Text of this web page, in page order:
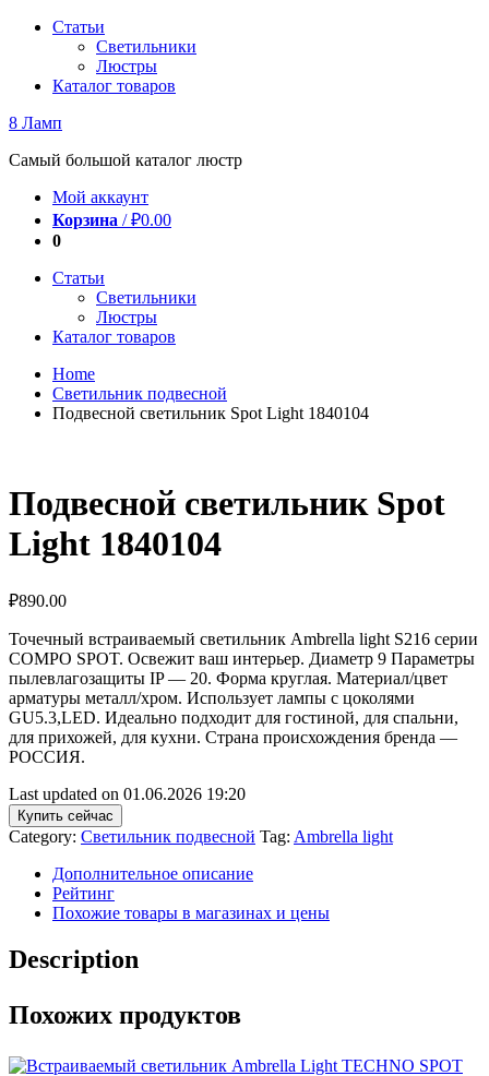
Перейти
содержимому
Статьи
Светильники
Люстры
Каталог товаров
8 Ламп
Самый большой каталог люстр
Мой аккаунт
Корзина /₽0.00
0
Статьи
Светильники
Люстры
Каталог товаров
Home
Светильник подвесной
Подвесной светильник Spot Light 1840104
Подвесной светильник Spot
Light 1840104
₽890.00
Точечный встраиваемый светильник Ambrella light S216 серии
COMPO SPOT. Освежит ваш интерьер. Диаметр 9 Параметры
пылевлагозащиты IP — 20. Форма круглая. Материал/цвет
арматуры металл/хром. Использует лампы с цоколями
GU5.3,LED. Идеально подходит для гостиной, для спальни,
для прихожей, для кухни. Страна происхождения бренда —
РОССИЯ.
Last updated on 01.06.2026 19:20
Купить сейчас
Category: Светильник подвесной Tag: Ambrella light
Дополнительное описание
Рейтинг
Похожие товары в магазинах и цены
Description
Похожих продуктов